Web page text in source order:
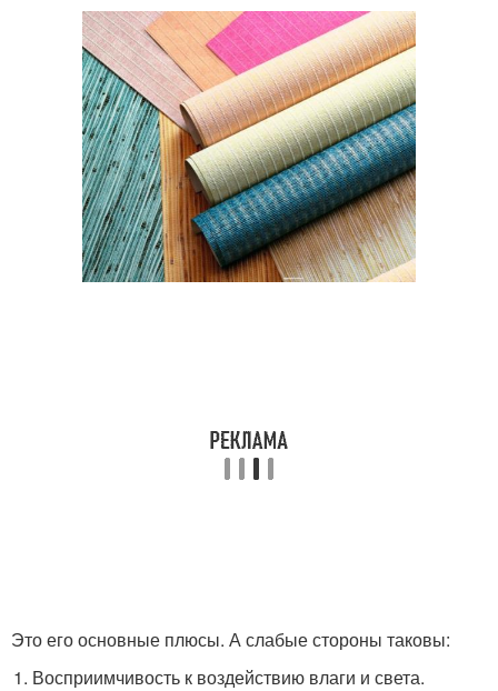
Это его основные плюсы. А слабые стороны таковы:
Восприимчивость к воздействию влаги и света.